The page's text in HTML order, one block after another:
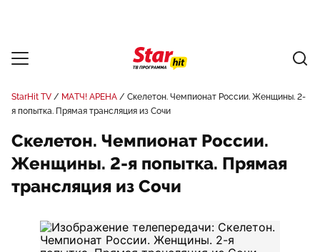
StarHit TV МАТЧ! АРЕНА
Скелетон. Чемпионат России. Женщины. 2-
я попытка. Прямая трансляция из Сочи
Скелетон. Чемпионат России.
Женщины. 2-я попытка. Прямая
трансляция из Сочи